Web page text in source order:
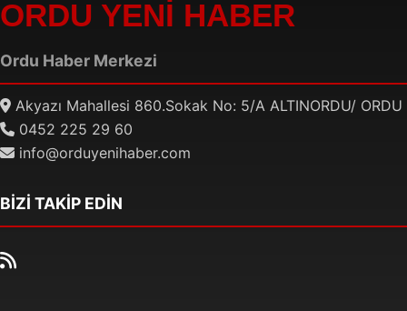
ORDU YENİ HABER
Ordu Haber Merkezi
Akyazı Mahallesi 860.Sokak No: 5/A ALTINORDU/ ORDU
0452 225 29 60
info@orduyenihaber.com
BİZİ TAKİP EDİN